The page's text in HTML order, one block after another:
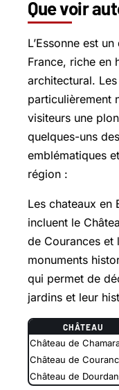
Que voir
L’Essonne est
France, riche en
architectural.
particulièrement
visiteurs une
quelques-uns
emblématiques
région :
Les chateaux en
incluent le
de Courances et
monuments
qui permet de
jardins et leur
CHÂTEAU
Château de
Château de
Château de Dourdan